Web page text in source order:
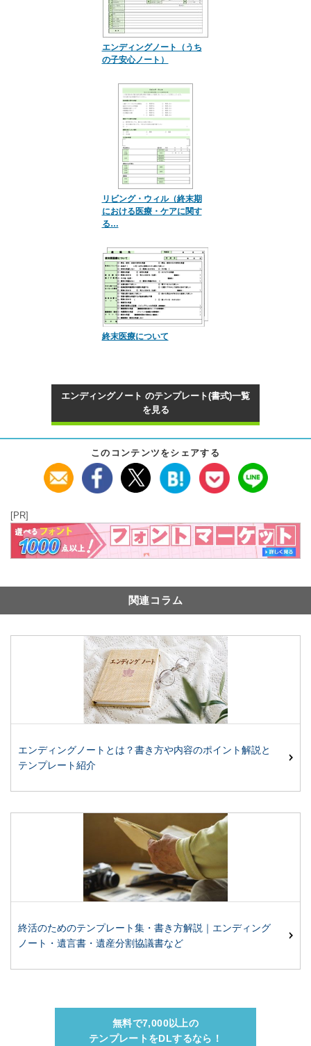
エンディングノート（うち
の子安心ノート）
リビング・ウィル（終末期
における医療・ケアに関す
る…
終末医療について
エンディングノート のテンプレート(書式)一覧
を見る
このコンテンツをシェアする
[PR]
関連コラム
エンディングノートとは？書き方や内容のポイント解説と
テンプレート紹介
終活のためのテンプレート集・書き方解説｜エンディング
ノート・遺言書・遺産分割協議書など
無料で7,000以上の
テンプレートをDLするなら！